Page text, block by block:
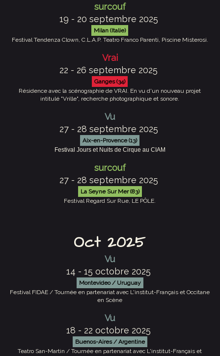
surcouf
19 - 20 septembre 2025
Milan (Italie)
Festival Tendenza Clown, C.L.A.P. Teatro Franco Parenti, Piscine Misterosi.
Vrai
22 - 26 septembre 2025
Ganges (34)
Résidence avec la scénographie de VRAI. En vu d'un nouveau projet
intitulé "Vrille", recherche photographique et sonore.
Vu
27 - 28 septembre 2025
Aix-en-Provence (13)
Festival Jours et Nuits de Cirque au CIAM
surcouf
27 - 28 septembre 2025
La Seyne Sur Mer (83)
Festival Regard Sur Rue, LE PÔLE.
Oct 2025
Vu
14 - 15 octobre 2025
Montevideo / Uruguay
Festival FIDAE / Tournée en partenariat avec L'institut-Français et Occitane
en Scène
Vu
18 - 22 octobre 2025
Buenos-Aires / Argentine
Teatro San-Martin / Tournée en partenariat avec L'institut-Français et